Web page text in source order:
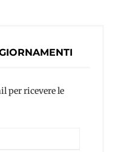
per ricevere le